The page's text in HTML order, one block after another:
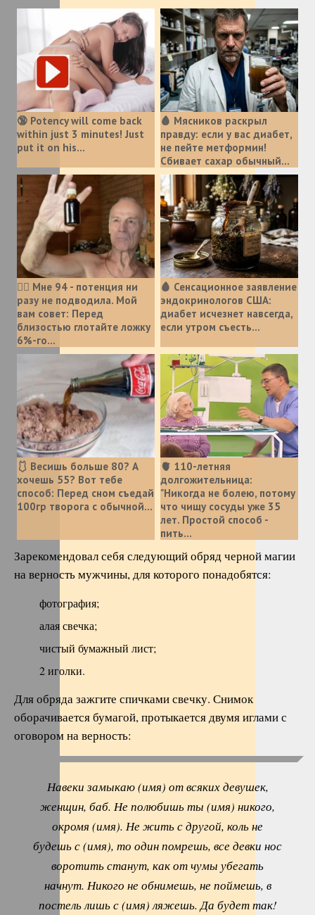
🔞 Potency will come back
within just 3 minutes! Just
put it on his…
🩸 Мясников раскрыл
правду: если у вас диабет,
не пейте метформин!
Сбивает сахар обычный...
❤️‍🔥 Мне 94 - потенция ни
разу не подводила. Мой
вам совет: Перед
близостью глотайте ложку
6%-го...
🩸 Сенсационное заявление
эндокринологов США:
диабет исчезнет навсегда,
если утром съесть...
🩱 Весишь больше 80? А
хочешь 55? Вот тебе
способ: Перед сном съедай
100гр творога с обычной...
🫀 110-летняя
долгожительница:
"Никогда не болею, потому
что чищу сосуды уже 35
лет. Простой способ -
пить...
Зарекомендовал себя следующий обряд черной магии
на верность мужчины, для которого понадобятся:
фотография;
алая свечка;
чистый бумажный лист;
2 иголки.
Для обряда зажгите спичками свечку. Снимок
оборачивается бумагой, протыкается двумя иглами с
оговором на верность:
Навеки замыкаю (имя) от всяких девушек,
женщин, баб. Не полюбишь ты (имя) никого,
окромя (имя). Не жить с другой, коль не
будешь с (имя), то один помрешь, все девки нос
воротить станут, как от чумы убегать
начнут. Никого не обнимешь, не поймешь, в
постель лишь с (имя) ляжешь. Да будет так!